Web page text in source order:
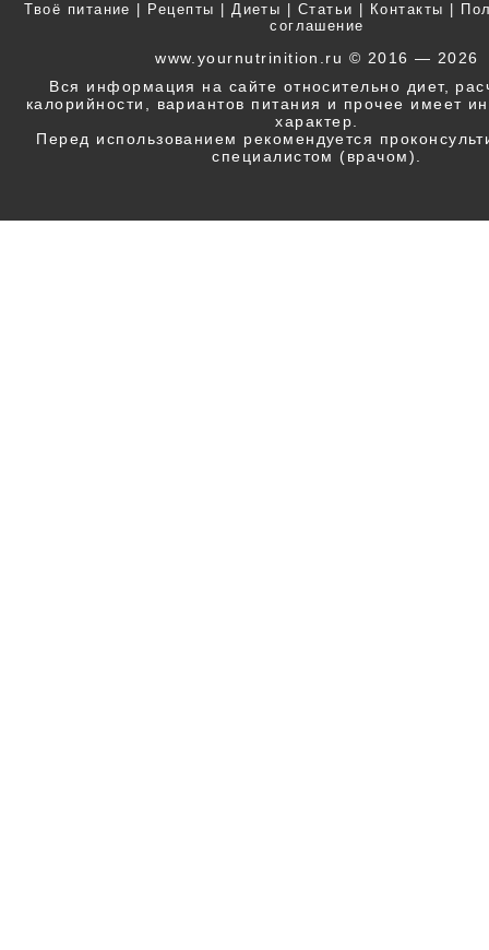
Твоё питание Рецепты |Диеты Статьи Контакты
соглашение
www.yournutrinition.ru © 2016 — 2026
Вся информация на сайте относительно диет,
калорийности, вариантов питания и прочее имеет
характер.
Перед использованием рекомендуется
специалистом (врачом).